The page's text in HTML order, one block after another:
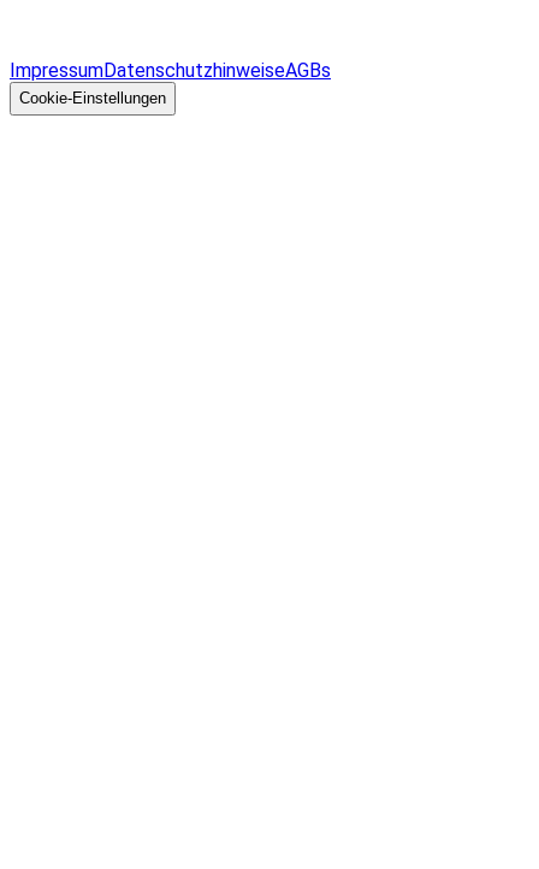
ImpressumDatenschutzhinweiseAGBs
Cookie-Einstellungen